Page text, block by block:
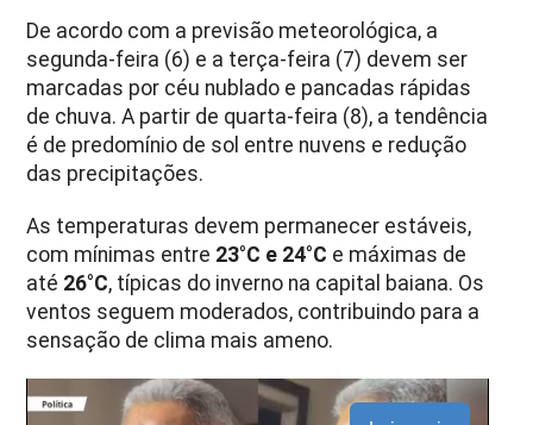
De acordo com a previsão meteorológica, a
segunda-feira (6) e a terça-feira (7) devem ser
marcadas por céu nublado e pancadas rápidas
de chuva. A partir de quarta-feira (8), a tendência
é de predomínio de sol entre nuvens e redução
das precipitações.
As temperaturas devem permanecer estáveis,
com mínimas entre 23°C e 24°C e máximas de
até 26°C, típicas do inverno na capital baiana. Os
ventos seguem moderados, contribuindo para a
sensação de clima mais ameno.